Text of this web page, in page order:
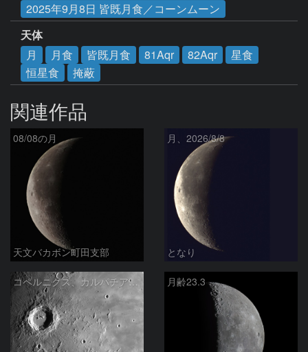
2025年9月8日 皆既月食／コーンムーン
天体
月
月食 皆既月食 81Aqr 82Aqr
星食
恒星食
掩蔽
関連作品
08/08の月
天文バカボン町田支部
月、2026/8/8
となり
コペルニクス、カルパチア山脈付近 月齢23.3